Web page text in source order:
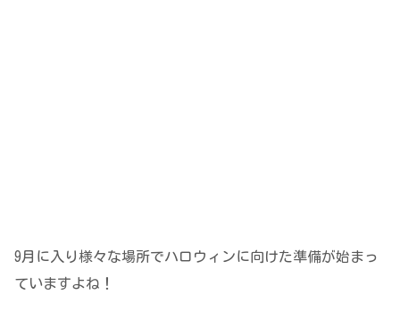
9月に入り様々な場所でハロウィンに向けた準備が始まっ
ていますよね！